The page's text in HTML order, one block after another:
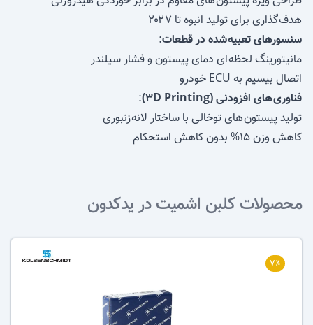
هدف گذاری برای تولید انبوه تا ۲۰۲۷
سنسورهای تعبیه شده در قطعات:
مانیتورینگ لحظه ای دمای پیستون و فشار سیلندر
اتصال بیسیم به ECU خودرو
فناوری های افزودنی (3D Printing)
:
تولید پیستون های توخالی با ساختار لانه زنبوری
کاهش وزن ۱۵% بدون کاهش استحکام
محصولاتکلبن اشمیتدر یدکدون
۷٪